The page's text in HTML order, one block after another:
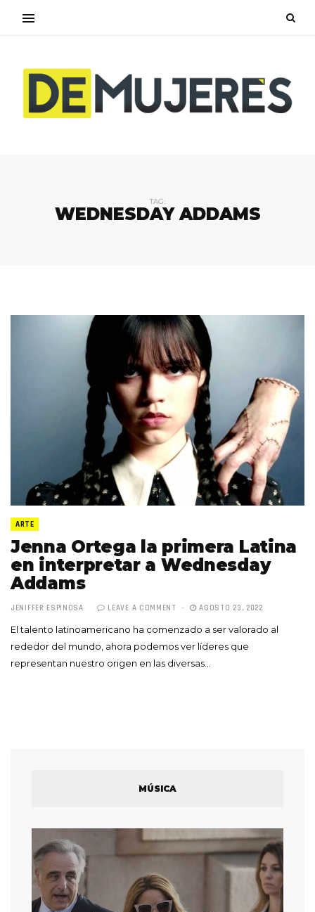
TAG:
WEDNESDAY ADDAMS
ARTE
Jenna Ortega la primera Latina
en interpretar a Wednesday
Addams
JENIFFER ESPINOSA LEAVE A COMMENT AGOSTO 23, 2022
El talento latinoamericano ha comenzado a ser valorado al
rededor del mundo, ahora podemos ver líderes que
representan nuestro origen en las diversas…
MÚSICA